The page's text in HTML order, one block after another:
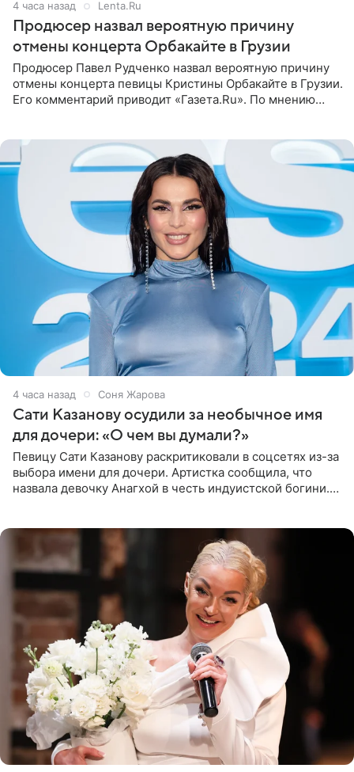
4 часа назад Lenta.Ru
Продюсер назвал вероятную причину
отмены концерта Орбакайте в Грузии
Продюсер Павел Рудченко назвал вероятную причину
отмены концерта певицы Кристины Орбакайте в Грузии.
Его комментарий приводит «Газета.Ru». По мнению
4 часа назад Соня Жарова
Сати Казанову осудили за необычное имя
для дочери: «О чем вы думали?»
Певицу Сати Казанову раскритиковали в соцсетях из-за
выбора имени для дочери. Артистка сообщила, что
назвала девочку Анагхой в честь индуистской богини.